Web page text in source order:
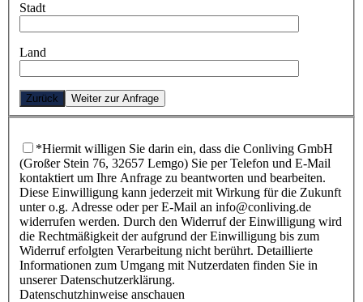
Stadt
Land
Zurück Weiter zur Anfrage
*Hiermit willigen Sie darin ein, dass die Conliving GmbH
(Großer Stein 76, 32657 Lemgo) Sie per Telefon und E-Mail
kontaktiert um Ihre Anfrage zu beantworten und bearbeiten.
Diese Einwilligung kann jederzeit mit Wirkung für die Zukunft
unter o.g. Adresse oder per E-Mail an info@conliving.de
widerrufen werden. Durch den Widerruf der Einwilligung wird
die Rechtmäßigkeit der aufgrund der Einwilligung bis zum
Widerruf erfolgten Verarbeitung nicht berührt. Detaillierte
Informationen zum Umgang mit Nutzerdaten finden Sie in
unserer Datenschutzerklärung.
Datenschutzhinweise anschauen